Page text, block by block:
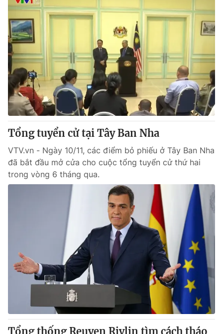
Tổng tuyển cử tại Tây Ban Nha
VTV.vn - Ngày 10/11, các điểm bỏ phiếu ở Tây Ban Nha
đã bắt đầu mở cửa cho cuộc tổng tuyển cử thứ hai
trong vòng 6 tháng qua.
Tổng thống Reuven Rivlin tìm cách tháo